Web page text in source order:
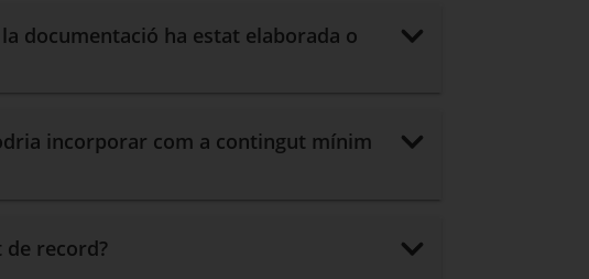
documentació ha estat elaborada o
incorporar com a contingut mínim
record?